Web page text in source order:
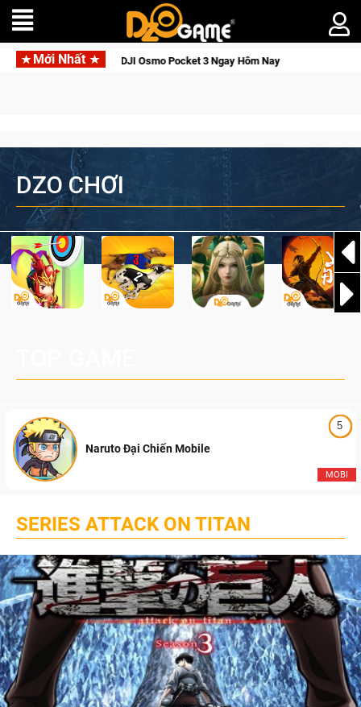
Mới Nhất
Tỉnh, Săn DJI Osmo Pocket 3 Ngay Hôm Nay
DZO CHƠI
5
MOBI
Naruto Đại Chiến Mobile
SERIES ATTACK ON TITAN